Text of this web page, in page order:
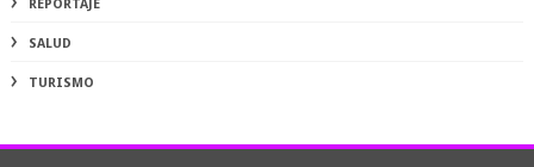
REPORTAJE
SALUD
TURISMO